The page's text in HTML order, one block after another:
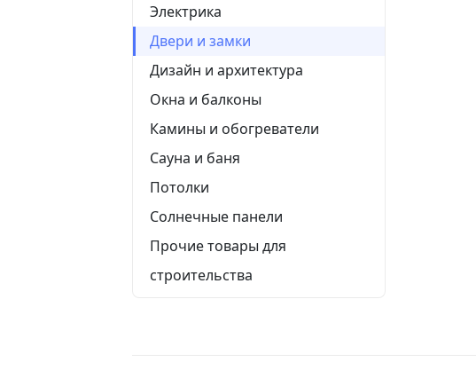
Электрика
Двери и замки
Дизайн и архитектура
Окна и балконы
Камины и обогреватели
Сауна и баня
Потолки
Солнечные панели
Прочие товары для
строительства